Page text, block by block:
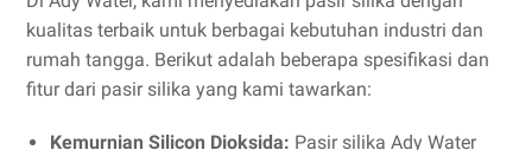
kualitas terbaik untuk berbagai kebutuhan industri dan
rumah tangga. Berikut adalah beberapa spesifikasi dan
fitur dari pasir silika yang kami tawarkan:
Kemurnian Silicon Dioksida: Pasir silika Ady Water